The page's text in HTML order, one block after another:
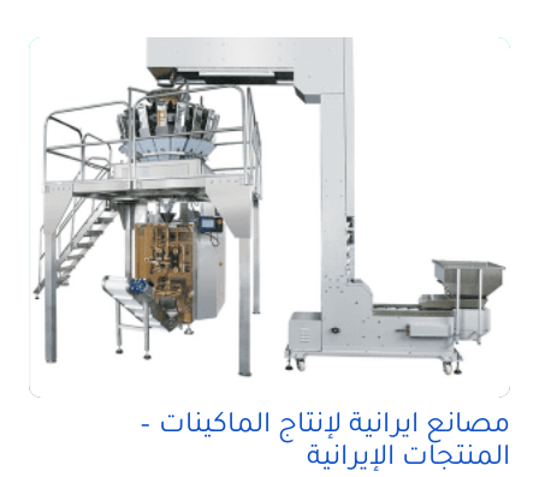
مصانع ايرانية لإنتاج الماكينات –
المنتجات الإيرانية